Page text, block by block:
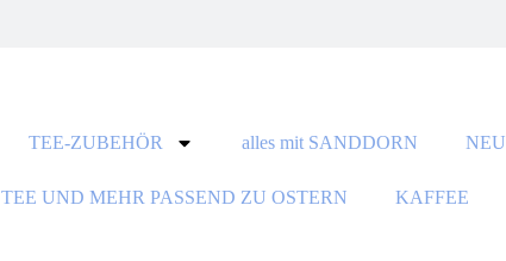
TEE-ZUBEHÖR alles mit SANDDORN NEU
TEE UND MEHR PASSEND ZU OSTERN KAFFEE